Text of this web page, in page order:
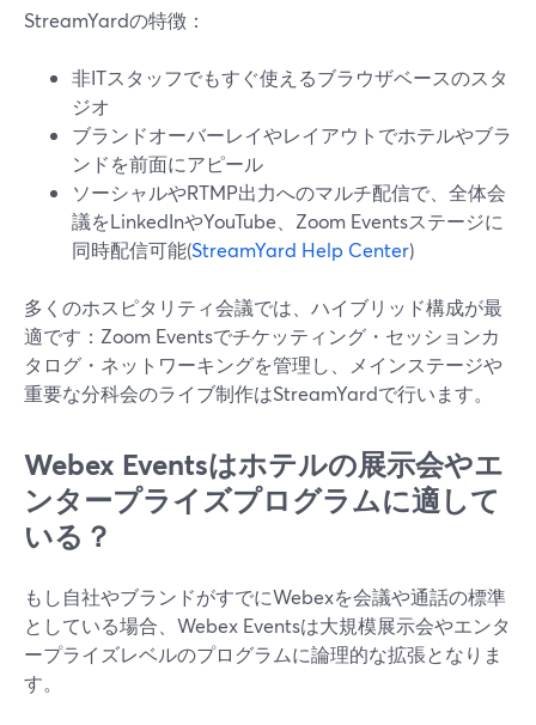
StreamYardの特徴：
非ITスタッフでもすぐ使えるブラウザベースのスタ
ジオ
ブランドオーバーレイやレイアウトでホテルやブラ
ンドを前面にアピール
ソーシャルやRTMP出力へのマルチ配信で、全体会
議をLinkedInやYouTube、Zoom Eventsステージに
同時配信可能(StreamYard Help Center)
多くのホスピタリティ会議では、ハイブリッド構成が最
適です：Zoom Eventsでチケッティング・セッションカ
タログ・ネットワーキングを管理し、メインステージや
重要な分科会のライブ制作はStreamYardで行います。
Webex Eventsはホテルの展示会やエ
ンタープライズプログラムに適して
いる？
もし自社やブランドがすでにWebexを会議や通話の標準
としている場合、Webex Eventsは大規模展示会やエンタ
ープライズレベルのプログラムに論理的な拡張となりま
す。